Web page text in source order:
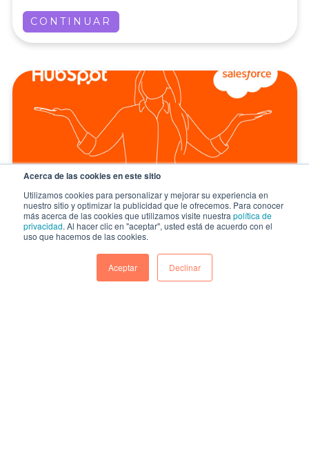
Acerca de las cookies en este sitio
Utilizamos cookies para personalizar y mejorar su experiencia en
nuestro sitio y optimizar la publicidad que le ofrecemos. Para conocer
más acerca de las cookies que utilizamos visite nuestra política de
privacidad. Al hacer clic en "aceptar", usted está de acuerdo con el
uso que hacemos de las cookies.
Aceptar Declinar
CONTINUAR
HUBSPOT VS SALESFORCE: UNA
COMPARACIÓN DE SUS
POTENCIALIDADES
Hace un par de años atrás se dejó de
hablar del CRM como una solución